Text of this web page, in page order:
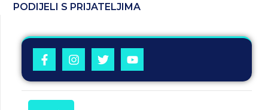
PODIJELI S PRIJATELJIMA